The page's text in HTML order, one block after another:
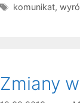
Tagi
komunikat,
Zmiany